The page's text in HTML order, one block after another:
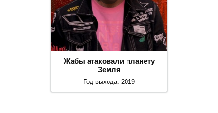
Жабы атаковали планету
Земля
Год выхода: 2019